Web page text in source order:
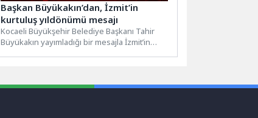
Başkan Büyükakın’dan, İzmit’in
kurtuluş yıldönümü mesajı
Kocaeli Büyükşehir Belediye Başkanı Tahir
Büyükakın yayımladığı bir mesajla İzmit’in